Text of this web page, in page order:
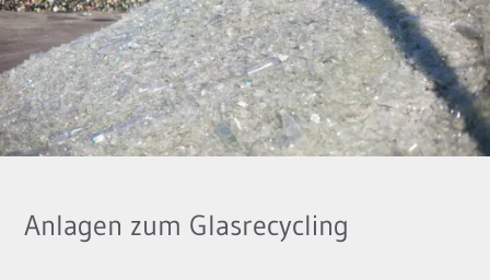
Anlagen zum Glasrecycling